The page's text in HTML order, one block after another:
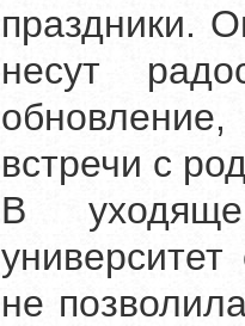
праздники.
несут
встречи с
В
не